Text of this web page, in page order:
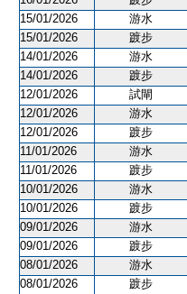
15/01/2026
游水
15/01/2026
踱步
14/01/2026
游水
14/01/2026
踱步
12/01/2026
試閘
12/01/2026
游水
12/01/2026
踱步
11/01/2026
游水
11/01/2026
踱步
10/01/2026
游水
10/01/2026
踱步
09/01/2026
游水
09/01/2026
踱步
08/01/2026
游水
08/01/2026
踱步